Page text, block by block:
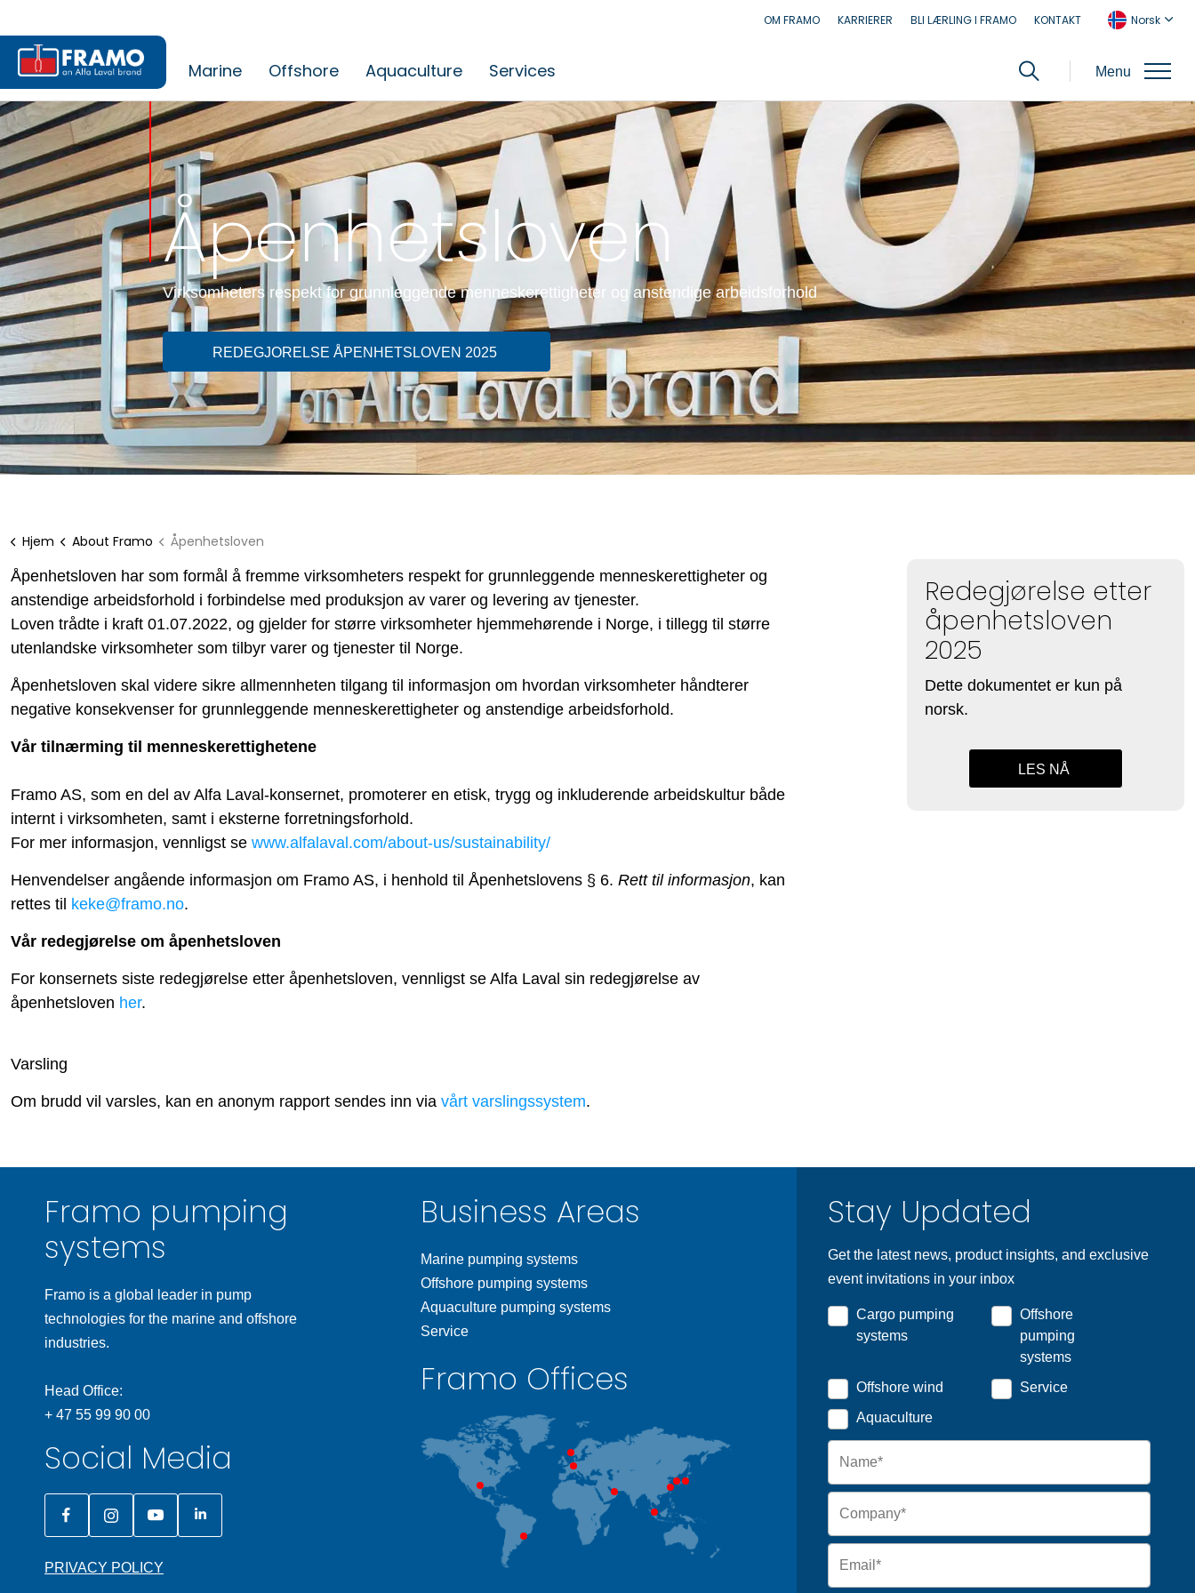
Marine Offshore Aquaculture Services
OM FRAMO KARRIERER BLI LÆRLING I FRAMO KONTAKT Norsk
Menu
Åpenhetsloven
Virksomheters respekt for grunnleggende menneskerettigheter og anstendige arbeidsforhold
REDEGJORELSE ÅPENHETSLOVEN 2025
Hjem About Framo
Åpenhetsloven
Åpenhetsloven har som formål å fremme virksomheters respekt for grunnleggende menneskerettigheter og
anstendige arbeidsforhold i forbindelse med produksjon av varer og levering av tjenester.
Loven trådte i kraft 01.07.2022, og gjelder for større virksomheter hjemmehørende i Norge, i tillegg til større
utenlandske virksomheter som tilbyr varer og tjenester til Norge.
Åpenhetsloven skal videre sikre allmennheten tilgang til informasjon om hvordan virksomheter håndterer
negative konsekvenser for grunnleggende menneskerettigheter og anstendige arbeidsforhold.
Vår tilnærming til menneskerettighetene
Framo AS, som en del av Alfa Laval-konsernet, promoterer en etisk, trygg og inkluderende arbeidskultur både
internt i virksomheten, samt i eksterne forretningsforhold.
For mer informasjon, vennligst se www.alfalaval.com/about-us/sustainability/
Henvendelser angående informasjon om Framo AS, i henhold til Åpenhetslovens § 6. Rett til informasjon, kan
rettes til keke@framo.no.
Vår redegjørelse om åpenhetsloven
For konsernets siste redegjørelse etter åpenhetsloven, vennligst se Alfa Laval sin redegjørelse av
åpenhetsloven her.
Varsling
Om brudd vil varsles, kan en anonym rapport sendes inn via vårt varslingssystem.
Redegjørelse etter
åpenhetsloven
2025
Dette dokumentet er kun på
norsk.
LES NÅ
Framo pumping
systems
Framo is a global leader in pump
technologies for the marine and offshore
industries.
Head Office:
+ 47 55 99 90 00
Social Media
PRIVACY POLICY
Business Areas
Marine pumping systems
Offshore pumping systems
Aquaculture pumping systems
Service
Framo Offices
Stay Updated
Get the latest news, product insights, and exclusive
event invitations in your inbox
Cargo pumping
systems
Offshore
pumping
systems
Offshore wind
Service
Aquaculture